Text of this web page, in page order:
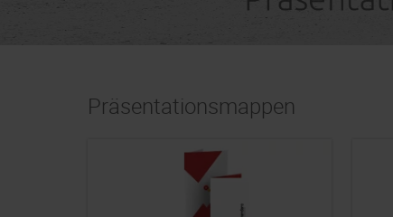
Präsentationsmappen